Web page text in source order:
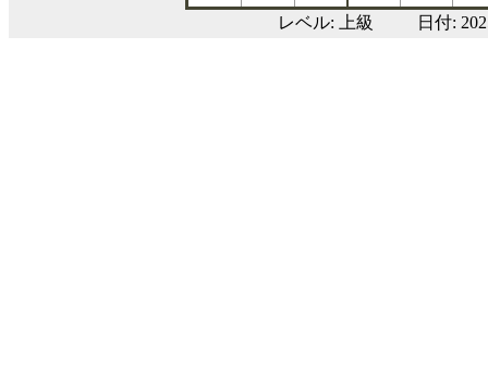
レベル: 上級 日付: